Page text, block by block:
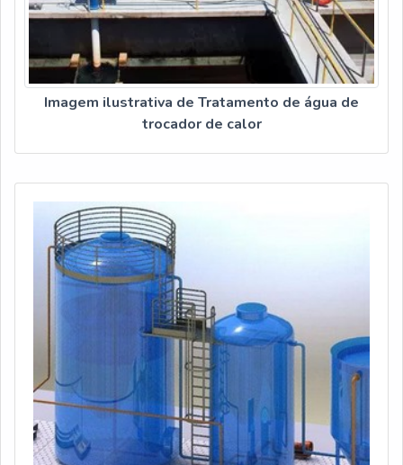
Imagem ilustrativa de Tratamento de água de
trocador de calor